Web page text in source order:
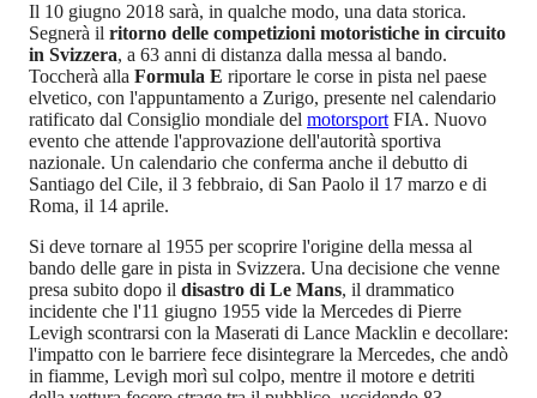
Il 10 giugno 2018 sarà, in qualche modo, una data storica.
Segnerà il ritorno delle competizioni motoristiche in circuito
in Svizzera, a 63 anni di distanza dalla messa al bando.
Toccherà alla Formula E riportare le corse in pista nel paese
elvetico, con l'appuntamento a Zurigo, presente nel calendario
ratificato dal Consiglio mondiale del motorsport FIA. Nuovo
evento che attende l'approvazione dell'autorità sportiva
nazionale. Un calendario che conferma anche il debutto di
Santiago del Cile, il 3 febbraio, di San Paolo il 17 marzo e di
Roma, il 14 aprile.
Si deve tornare al 1955 per scoprire l'origine della messa al
bando delle gare in pista in Svizzera. Una decisione che venne
presa subito dopo il disastro di Le Mans, il drammatico
incidente che l'11 giugno 1955 vide la Mercedes di Pierre
Levigh scontrarsi con la Maserati di Lance Macklin e decollare:
l'impatto con le barriere fece disintegrare la Mercedes, che andò
in fiamme, Levigh morì sul colpo, mentre il motore e detriti